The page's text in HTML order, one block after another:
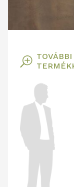
T TOVÁBBI